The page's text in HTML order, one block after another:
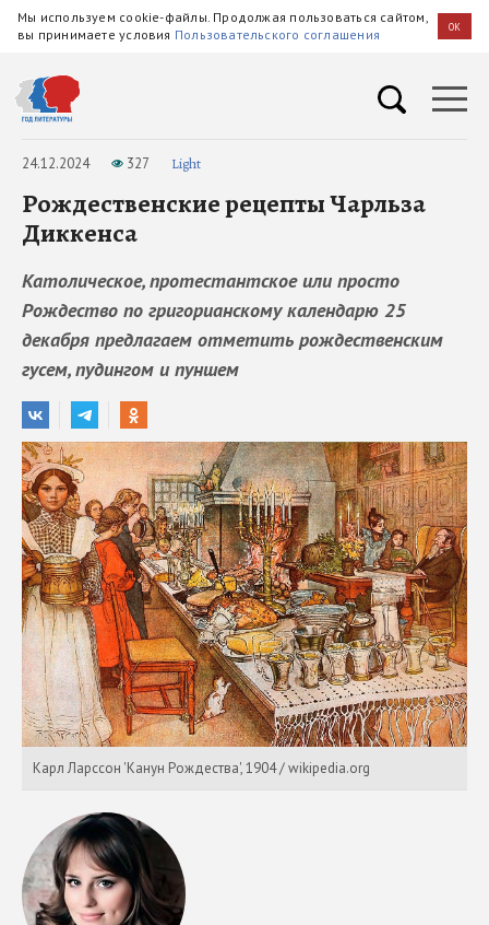
Мы используем cookie-файлы. Продолжая пользоваться сайтом,
вы принимаете условия Пользовательского соглашения OK
24.12.2024 327 Light
Рождественские рецепты Чарльза
Диккенса
Католическое, протестантское или просто
Рождество по григорианскому календарю 25
декабря предлагаем отметить рождественским
гусем, пудингом и пуншем
Карл Ларссон 'Канун Рождества', 1904 / wikipedia.org